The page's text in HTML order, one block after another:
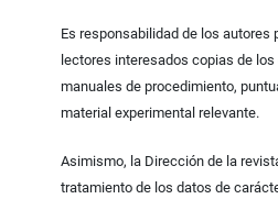
Es responsabilidad de los autores
lectores interesados copias de los
manuales de procedimiento,
material experimental relevante.
Asimismo, la Dirección de la
tratamiento de los datos de